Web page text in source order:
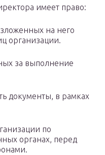
имеет право:
на него
организации.
за выполнение
документы, в рамках
по
органах, перед